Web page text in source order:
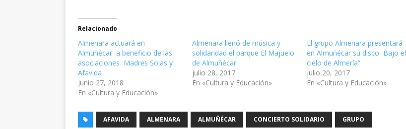
Relacionado
Almenara actuará en
Almuñécar a beneficio de las
asociaciones Madres Solas y
Afavida
junio 27, 2018
En «Cultura y Educación»
Almenara llenó de música y
solidaridad el parque El Majuelo
de Almuñécar
julio 28, 2017
En «Cultura y Educación»
El grupo Almenara presentará
en Almuñécar su disco Bajo el
cielo de Almería”
julio 20, 2017
En «Cultura y Educación»
AFAVIDA ALMENARA ALMUÑÉCAR CONCIERTO SOLIDARIO GRUPO